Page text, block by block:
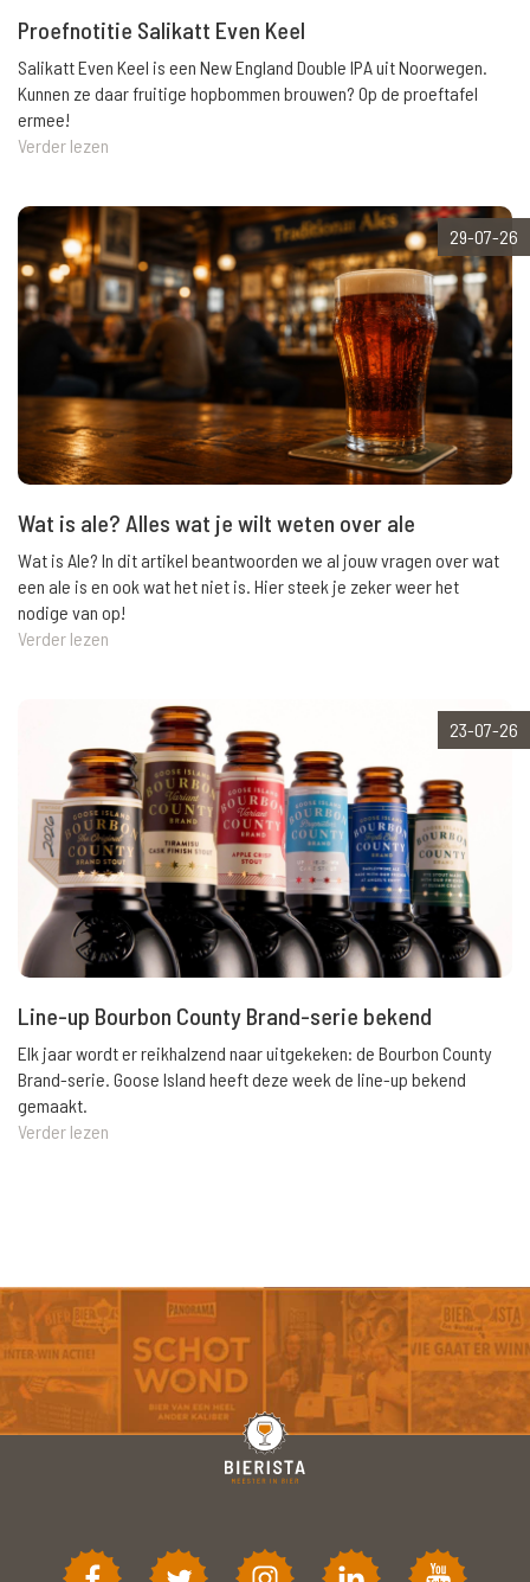
Proefnotitie Salikatt Even Keel
Salikatt Even Keel is een New England Double IPA uit Noorwegen.
Kunnen ze daar fruitige hopbommen brouwen? Op de proeftafel
ermee!
Verder lezen
29-07-26
Wat is ale? Alles wat je wilt weten over ale
Wat is Ale? In dit artikel beantwoorden we al jouw vragen over wat
een ale is en ook wat het niet is. Hier steek je zeker weer het
nodige van op!
Verder lezen
23-07-26
Line-up Bourbon County Brand-serie bekend
Elk jaar wordt er reikhalzend naar uitgekeken: de Bourbon County
Brand-serie. Goose Island heeft deze week de line-up bekend
gemaakt.
Verder lezen